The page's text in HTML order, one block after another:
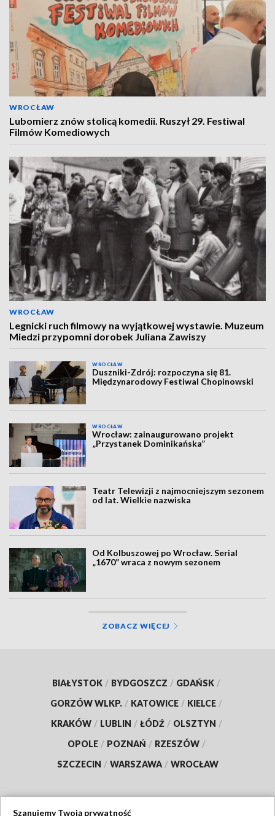
WROCŁAW
Lubomierz znów stolicą komedii. Ruszył 29. Festiwal
Filmów Komediowych
WROCŁAW
Legnicki ruch filmowy na wyjątkowej wystawie. Muzeum
Miedzi przypomni dorobek Juliana Zawiszy
WROCŁAW
Duszniki-Zdrój: rozpoczyna się 81.
Międzynarodowy Festiwal Chopinowski
WROCŁAW
Wrocław: zainaugurowano projekt
„Przystanek Dominikańska”
Teatr Telewizji z najmocniejszym sezonem
od lat. Wielkie nazwiska
Od Kolbuszowej po Wrocław. Serial
„1670” wraca z nowym sezonem
ZOBACZ WIĘCEJ
BIAŁYSTOK / BYDGOSZCZ / GDAŃSK /
GORZÓW WLKP. / KATOWICE / KIELCE /
KRAKÓW / LUBLIN / ŁÓDŹ / OLSZTYN /
OPOLE / POZNAŃ / RZESZÓW /
SZCZECIN / WARSZAWA / WROCŁAW
Szanujemy Twoją prywatność